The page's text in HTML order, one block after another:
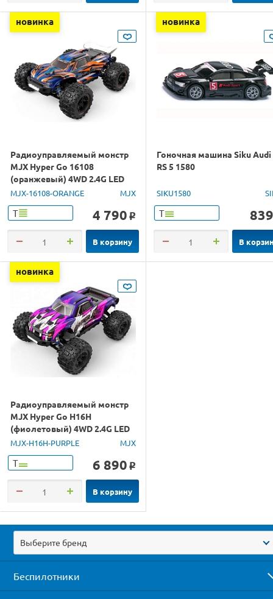
новинка
Радиоуправляемый монстр
MJX Hyper Go 16108
(оранжевый) 4WD 2.4G LED
1/16 RTR
MJX-16108-ORANGE MJX
Т 4 790 o
В корзину
новинка
Гоночная машина Siku Audi
RS 5 1580
SIKU1580
Т 839
В
новинка
Радиоуправляемый монстр
MJX Hyper Go H16H
(фиолетовый) 4WD 2.4G LED
GPS 1/16 RTR
MJX-H16H-PURPLE MJX
Т 6 890 o
В корзину
Выберите бренд
Беспилотники